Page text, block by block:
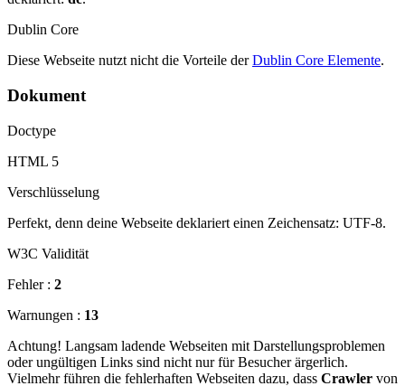
Dublin Core
Diese Webseite nutzt nicht die Vorteile derDublin Core Elemente.
Dokument
Doctype
HTML 5
Verschlüsselung
Perfekt, denn deine Webseite deklariert einen Zeichensatz: UTF-8.
W3C Validität
Fehler : 2
Warnungen : 13
Achtung! Langsam ladende Webseiten mit Darstellungsproblemen
oder ungültigen Links sind nicht nur für Besucher ärgerlich.
Vielmehr führen die fehlerhaften Webseiten dazu, dass Crawler von